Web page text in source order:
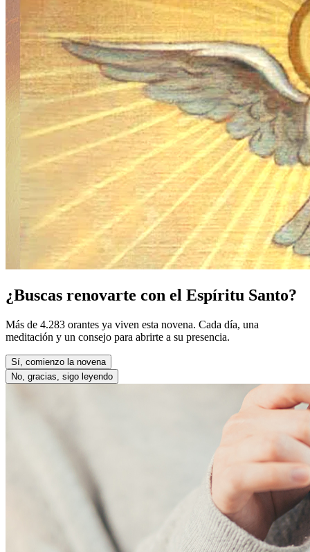
¿Buscas renovarte con el Espíritu Santo?
Más de 4.283 orantes ya viven esta novena. Cada día, una
meditación y un consejo para abrirte a su presencia.
Sí, comienzo la novena
No, gracias, sigo leyendo